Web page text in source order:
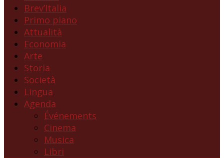
Brev’Italia
Primo piano
Attualità
Economia
Arte
Storia
Società
Lingua
Agenda
Événements
Cinema
Musica
Libri